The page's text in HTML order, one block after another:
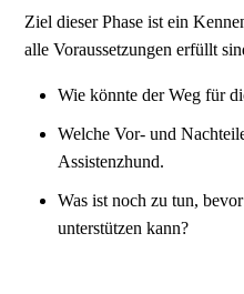
Ziel dieser Phase ist ein
alle Voraussetzungen erfüllt
Wie könnte der Weg für
Welche Vor- und
Assistenzhund.
Was ist noch zu tun,
unterstützen kann?